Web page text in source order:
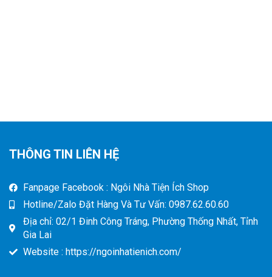
THÔNG TIN LIÊN HỆ
Fanpage Facebook : Ngôi Nhà Tiện Ích Shop
Hotline/Zalo Đặt Hàng Và Tư Vấn: 0987.62.60.60
Địa chỉ: 02/1 Đinh Công Tráng, Phường Thống Nhất, Tỉnh
Gia Lai
Website : https://ngoinhatienich.com/